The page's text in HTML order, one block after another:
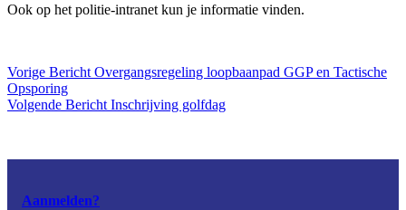
Ook op het politie-intranet kun je informatie vinden.
Vorige Bericht Overgangsregeling loopbaanpad GGP en Tactische
Opsporing
Volgende Bericht Inschrijving golfdag
Aanmelden?